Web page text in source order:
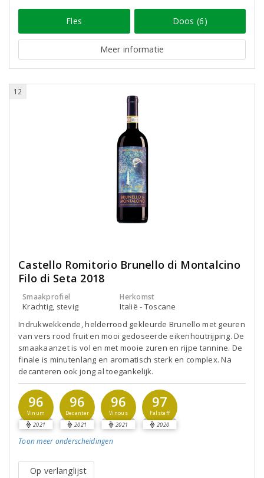
Fles Doos (6)
Meer informatie
12
Castello Romitorio Brunello di Montalcino
Filo di Seta 2018
Smaakprofiel
Krachtig, stevig
Herkomst
Italië - Toscane
Indrukwekkende, helderrood gekleurde Brunello met geuren
van vers rood fruit en mooi gedoseerde eikenhoutrijping. De
smaakaanzet is vol en met mooie zuren en rijpe tannine. De
finale is minutenlang en aromatisch sterk en complex. Na
decanteren ook jong al toegankelijk.
96
Vinum
2021
96
Decanter
2021
96
Vinous
2021
97
Falstaff
2020
Toon meer onderscheidingen
Op verlanglijst